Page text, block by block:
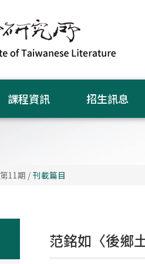
課程資訊 招生訊息
第11期 / 刊載篇目
范銘如〈後鄉